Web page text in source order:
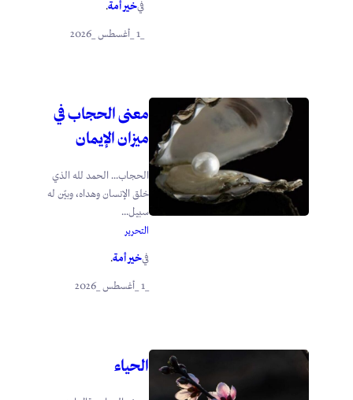
فيخير أمة.
_1 _أغسطس _2026
معنى الحجاب في
ميزان الإيمان
الحجاب… الحمد لله الذي
خلق الإنسان وهداه، وبيّن له
سبيل...
التحرير
فيخير أمة.
الحياء